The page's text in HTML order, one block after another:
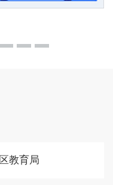
区教育局